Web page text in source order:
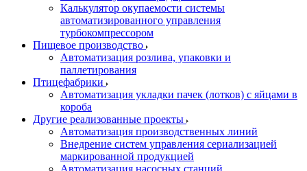
Калькулятор окупаемости системы
автоматизированного управления
турбокомпрессором
Пищевое производство
Автоматизация розлива, упаковки и
паллетирования
Птицефабрики
Автоматизация укладки пачек (лотков) с яйцами в
короба
Другие реализованные проекты
Автоматизация производственных линий
Внедрение систем управления сериализацией
маркированной продукцией
Автоматизация насосных станций